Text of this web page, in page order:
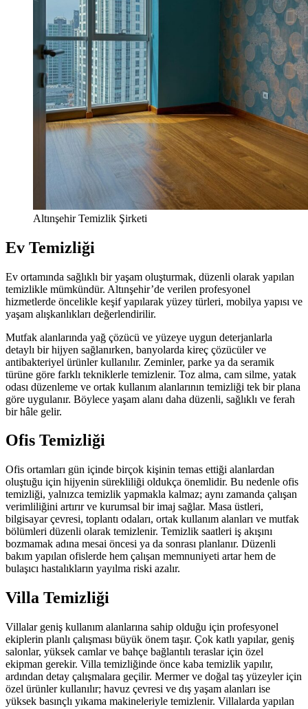
Altınşehir Temizlik Şirketi
Ev Temizliği
Ev ortamında sağlıklı bir yaşam oluşturmak, düzenli olarak yapılan
temizlikle mümkündür. Altınşehir’de verilen profesyonel
hizmetlerde öncelikle keşif yapılarak yüzey türleri, mobilya yapısı ve
yaşam alışkanlıkları değerlendirilir.
Mutfak alanlarında yağ çözücü ve yüzeye uygun deterjanlarla
detaylı bir hijyen sağlanırken, banyolarda kireç çözücüler ve
antibakteriyel ürünler kullanılır. Zeminler, parke ya da seramik
türüne göre farklı tekniklerle temizlenir. Toz alma, cam silme, yatak
odası düzenleme ve ortak kullanım alanlarının temizliği tek bir plana
göre uygulanır. Böylece yaşam alanı daha düzenli, sağlıklı ve ferah
bir hâle gelir.
Ofis Temizliği
Ofis ortamları gün içinde birçok kişinin temas ettiği alanlardan
oluştuğu için hijyenin sürekliliği oldukça önemlidir. Bu nedenle ofis
temizliği, yalnızca temizlik yapmakla kalmaz; aynı zamanda çalışan
verimliliğini artırır ve kurumsal bir imaj sağlar. Masa üstleri,
bilgisayar çevresi, toplantı odaları, ortak kullanım alanları ve mutfak
bölümleri düzenli olarak temizlenir. Temizlik saatleri iş akışını
bozmamak adına mesai öncesi ya da sonrası planlanır. Düzenli
bakım yapılan ofislerde hem çalışan memnuniyeti artar hem de
bulaşıcı hastalıkların yayılma riski azalır.
Villa Temizliği
Villalar geniş kullanım alanlarına sahip olduğu için profesyonel
ekiplerin planlı çalışması büyük önem taşır. Çok katlı yapılar, geniş
salonlar, yüksek camlar ve bahçe bağlantılı teraslar için özel
ekipman gerekir. Villa temizliğinde önce kaba temizlik yapılır,
ardından detay çalışmalara geçilir. Mermer ve doğal taş yüzeyler için
özel ürünler kullanılır; havuz çevresi ve dış yaşam alanları ise
yüksek basınçlı yıkama makineleriyle temizlenir. Villalarda yapılan